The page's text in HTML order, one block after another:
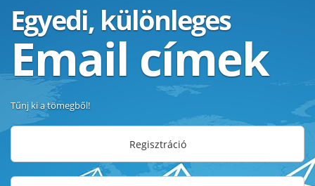
Egyedi, különleges
Email címek
Tűnj ki a tömegből!
Regisztráció